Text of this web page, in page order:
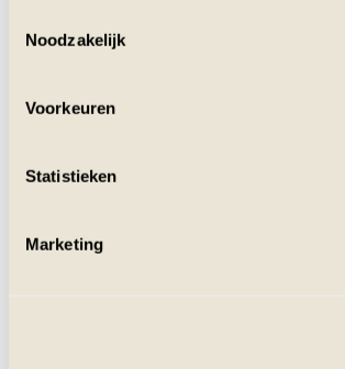
Noodzakelijk
Voorkeuren
Statistieken
Marketing
VOOR IEDEREEN
Ontvang af en toe
Naam